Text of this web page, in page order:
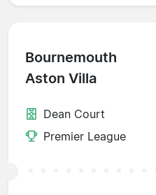
Bournemouth
Aston Villa
Dean Court
Premier League